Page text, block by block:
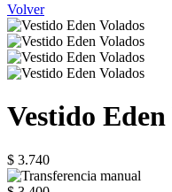
Volver
Vestido
$ 3.740